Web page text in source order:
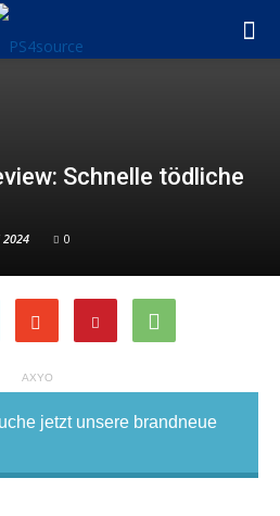
Schnelle tödliche
2024 0
AXYO
jetzt unsere brandneue